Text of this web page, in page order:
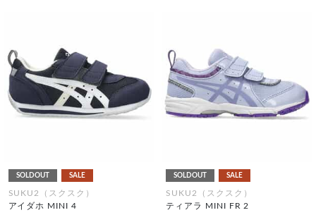
SOLDOUT SALE
SUKU2（スクスク）
アイダホ MINI 4
SOLDOUT SALE
SUKU2（スクスク）
ティアラ MINI FR 2